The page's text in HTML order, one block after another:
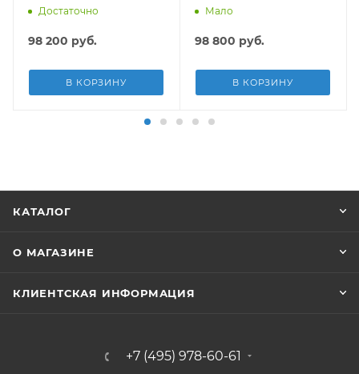
композитный, 21490л,
лестн, тент, подст, дисп.
Достаточно
98 200 руб.
В КОРЗИНУ
19929л, песч.фил.-нас
подст.
Мало
98 800 руб.
В КОРЗИНУ
КАТАЛОГ
О МАГАЗИНЕ
КЛИЕНТСКАЯ ИНФОРМАЦИЯ
+7 (495) 978-60-61